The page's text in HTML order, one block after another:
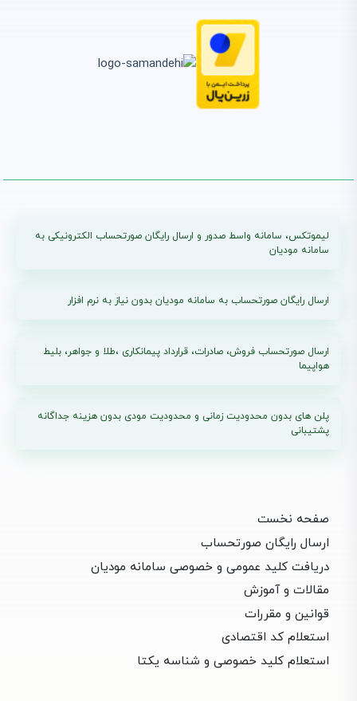
لیموتکس، سامانه واسط صدور و ارسال رایگان صورتحساب الکترونیکی به
سامانه مودیان
ارسال رایگان صورتحساب به سامانه مودیان بدون نیاز به نرم افزار
ارسال صورتحساب فروش، صادرات، قرارداد پیمانکاری ،طلا و جواهر، بلیط
هواپیما
پلن های بدون محدودیت زمانی و محدودیت مودی بدون هزینه جداگانه
پشتیبانی
صفحه نخست
ارسال رایگان صورتحساب
دریافت کلید عمومی و خصوصی سامانه مودیان
مقالات و آموزش
قوانین و مقررات
استعلام کد اقتصادی
استعلام کلید خصوصی و شناسه یکتا